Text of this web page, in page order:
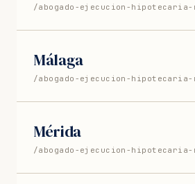
/abogado-ejecucion-hipotecaria-
Málaga
/abogado-ejecucion-hipotecaria-
Mérida
/abogado-ejecucion-hipotecaria-